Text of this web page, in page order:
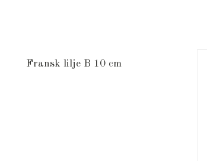
Fransk lilje B 10 cm